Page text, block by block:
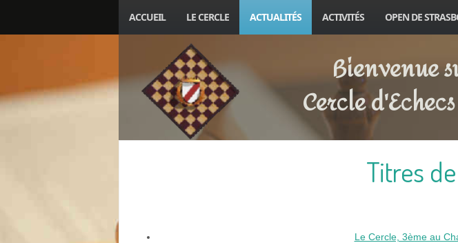
ACCUEIL LE CERCLE ACTUALITÉS ACTIVITÉS OPEN DE
Bienvenue
Cercle
Titres
Le Cercle, 3ème au